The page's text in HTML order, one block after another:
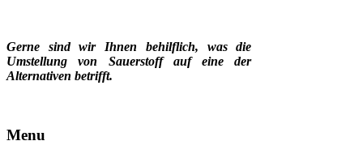
Gerne sind wir Ihnen behilflich, was die
Umstellung von Sauerstoff auf eine der
Alternativen betrifft.
Menu